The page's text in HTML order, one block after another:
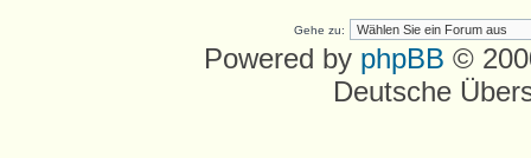
Gehe zu:
Powered by phpBB ©
Deutsche